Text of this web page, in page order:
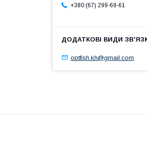
+380 (67) 299-69-61
optfish.kh@gmail.com